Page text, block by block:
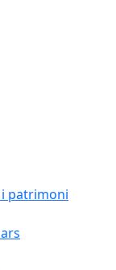
patrimoni